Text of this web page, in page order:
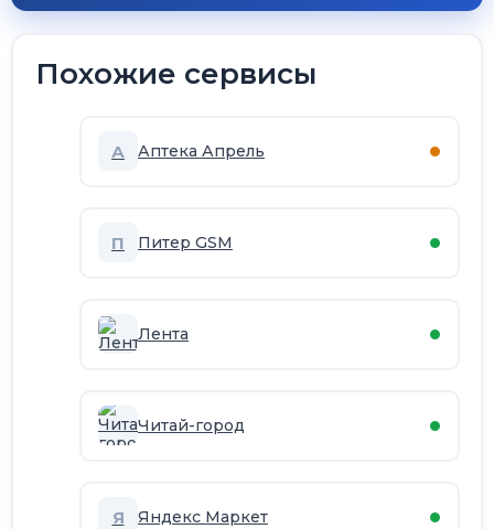
Похожие сервисы
А Аптека Апрель
П Питер GSM
Лента
Читай-город
Я Яндекс Маркет